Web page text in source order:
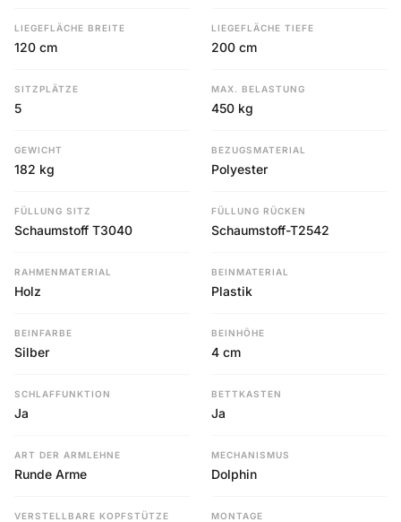
LIEGEFLÄCHE BREITE
120 cm
LIEGEFLÄCHE TIEFE
200 cm
SITZPLÄTZE
5
MAX. BELASTUNG
450 kg
GEWICHT
182 kg
BEZUGSMATERIAL
Polyester
FÜLLUNG SITZ
Schaumstoff T3040
FÜLLUNG RÜCKEN
Schaumstoff-T2542
RAHMENMATERIAL
Holz
BEINMATERIAL
Plastik
BEINFARBE
Silber
BEINHÖHE
4 cm
SCHLAFFUNKTION
Ja
BETTKASTEN
Ja
ART DER ARMLEHNE
Runde Arme
MECHANISMUS
Dolphin
VERSTELLBARE KOPFSTÜTZE MONTAGE